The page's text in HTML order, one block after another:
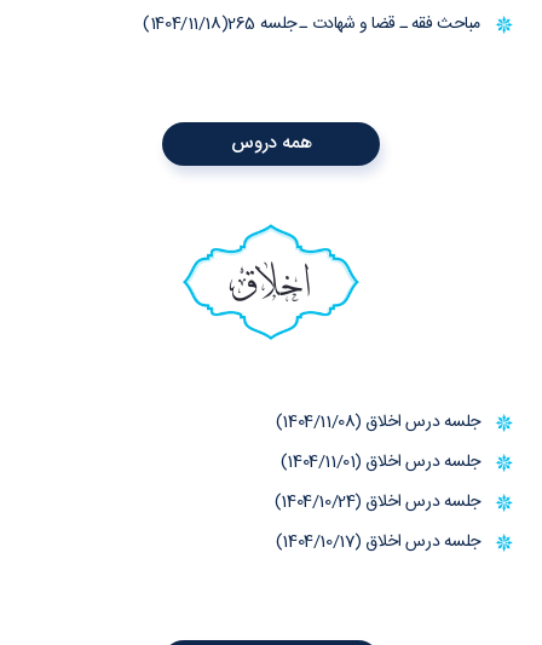
مباحث فقه ـ قضا و شهادت ـ جلسه 265(1404/11/18)
همه دروس
اخلاق
جلسه درس اخلاق (1404/11/08)
جلسه درس اخلاق (1404/11/01)
جلسه درس اخلاق (1404/10/24)
جلسه درس اخلاق (1404/10/17)